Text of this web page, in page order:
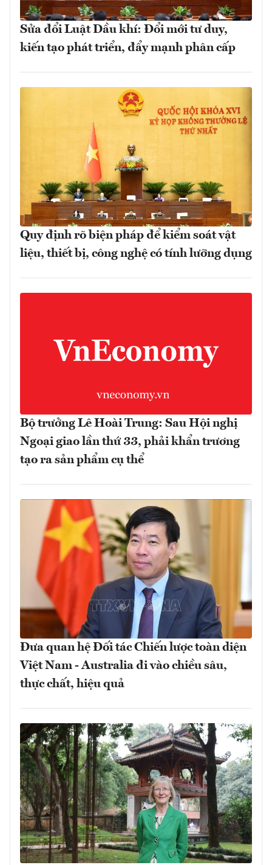
Sửa đổi Luật Dầu khí: Đổi mới tư duy,
kiến tạo phát triển, đẩy mạnh phân cấp
Quy định rõ biện pháp để kiểm soát vật
liệu, thiết bị, công nghệ có tính lưỡng dụng
Bộ trưởng Lê Hoài Trung: Sau Hội nghị
Ngoại giao lần thứ 33, phải khẩn trương
tạo ra sản phẩm cụ thể
Đưa quan hệ Đối tác Chiến lược toàn diện
Việt Nam - Australia đi vào chiều sâu,
thực chất, hiệu quả